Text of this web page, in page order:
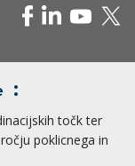
točk ter
poklicnega in